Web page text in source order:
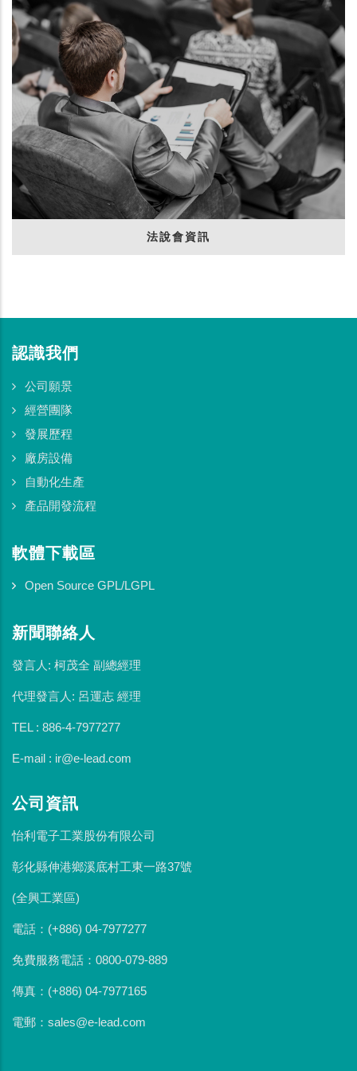
法說會資訊
認識我們
公司願景
經營團隊
發展歷程
廠房設備
自動化生產
產品開發流程
軟體下載區
Open Source GPL/LGPL
新聞聯絡人
發言人: 柯茂全 副總經理
代理發言人: 呂運志 經理
TEL : 886-4-7977277
E-mail : ir@e-lead.com
公司資訊
怡利電子工業股份有限公司
彰化縣伸港鄉溪底村工東一路37號
(全興工業區)
電話：(+886) 04-7977277
免費服務電話：0800-079-889
傳真：(+886) 04-7977165
電郵：sales@e-lead.com